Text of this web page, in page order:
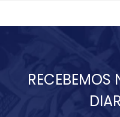
RECEBEMOS